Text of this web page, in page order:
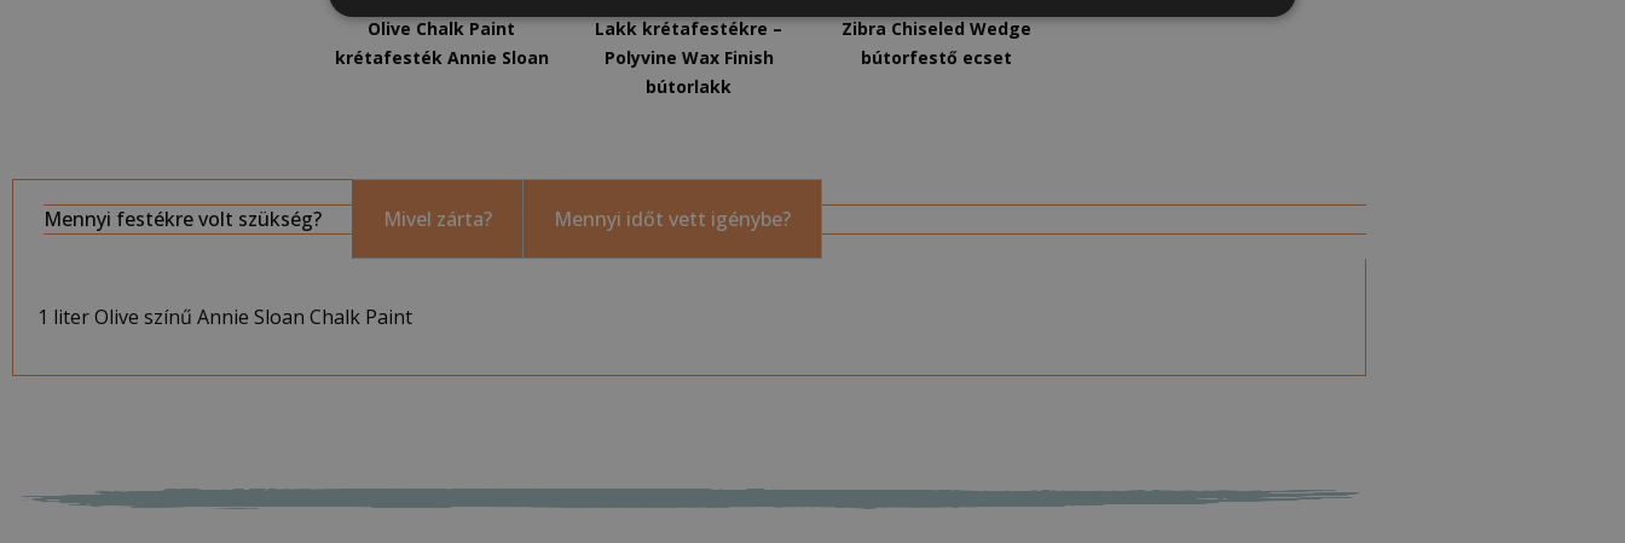
Olive Chalk Paint
krétafesték Annie Sloan
Lakk krétafestékre –
Polyvine Wax Finish
bútorlakk
Zibra Chiseled Wedge
bútorfestő ecset
Mennyi festékre volt szükség? Mivel zárta? Mennyi időt vett igénybe?
1 liter Olive színű Annie Sloan Chalk Paint